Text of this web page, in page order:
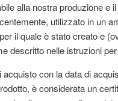
alla nostra produzione e
utilizzato in un
il quale è stato creato e
descritto nelle istruzioni
acquisto con la data di
è considerata un